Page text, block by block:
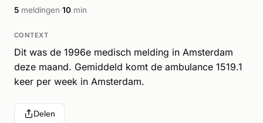
5 meldingen·10 min
CONTEXT
Dit was de 1996e medisch melding in Amsterdam
deze maand. Gemiddeld komt de ambulance 1519.1
keer per week in Amsterdam.
Delen